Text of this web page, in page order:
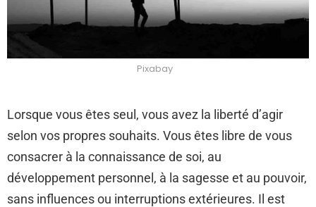
Pixabay
Lorsque vous êtes seul, vous avez la liberté d’agir
selon vos propres souhaits. Vous êtes libre de vous
consacrer à la connaissance de soi, au
développement personnel, à la sagesse et au pouvoir,
sans influences ou interruptions extérieures. Il est